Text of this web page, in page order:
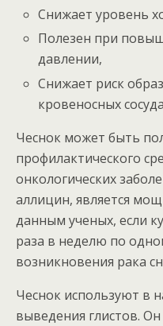
Снижает уровень
Полезен при
давлении,
Снижает риск
кровеносных
Чеснок может быть
профилактического
онкологических
аллицин, является
данным ученых, если
раза в неделю по
возникновения рака
Чеснок используют в
выведения глистов.